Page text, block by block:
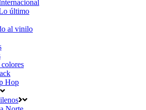
último
al vinilo
colores
Hop